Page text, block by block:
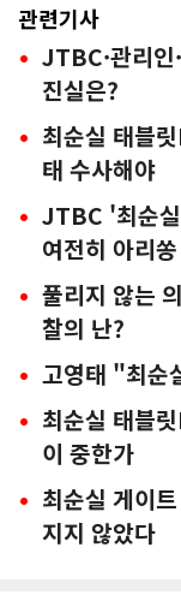
관련기사
JTBC·관리
진실은?
최순실 태블
태 수사해야
JTBC '최순
여전히 아리쏭
풀리지 않는
찰의 난?
고영태 "최순
최순실 태블
이 중한가
최순실 게이
지지 않았다